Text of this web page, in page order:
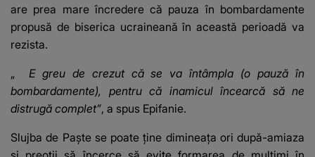
are prea mare încredere că pauza în bombardamente
propusă de biserica ucraineană în această perioadă va
rezista.
„ E greu de crezut că se va întâmpla (o pauză în
bombardamente), pentru că inamicul încearcă să ne
distrugă complet”, a spus Epifanie.
Slujba de Paşte se poate ţine dimineaţa ori după-amiaza